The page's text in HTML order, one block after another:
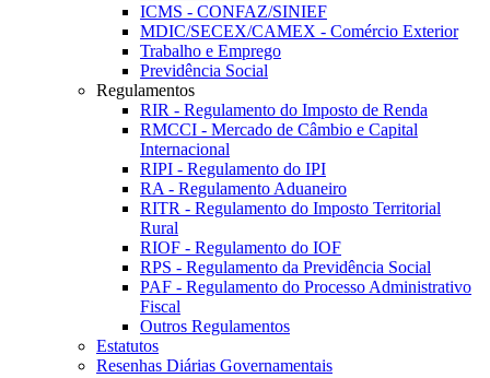
ICMS - CONFAZ/SINIEF
MDIC/SECEX/CAMEX - Comércio Exterior
Trabalho e Emprego
Previdência Social
Regulamentos
RIR - Regulamento do Imposto de Renda
RMCCI - Mercado de Câmbio e Capital
Internacional
RIPI - Regulamento do IPI
RA - Regulamento Aduaneiro
RITR - Regulamento do Imposto Territorial
Rural
RIOF - Regulamento do IOF
RPS - Regulamento da Previdência Social
PAF - Regulamento do Processo Administrativo
Fiscal
Outros Regulamentos
Estatutos
Resenhas Diárias Governamentais